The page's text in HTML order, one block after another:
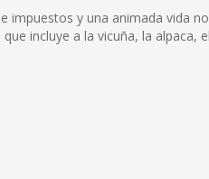
y una animada vida
incluye a la vicuña, la alpaca,